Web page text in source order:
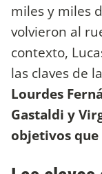
miles y miles
volvieron al
contexto,
las claves de
Lourdes
Gastaldi y
objetivos que